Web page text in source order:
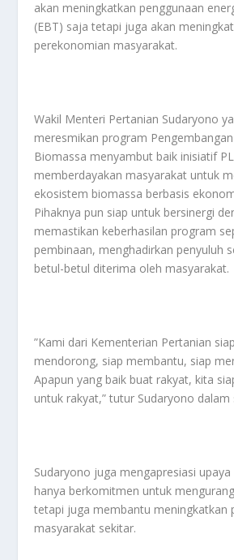
akan meningkatkan penggunaan
(EBT) saja tetapi juga akan
perekonomian masyarakat.
Wakil Menteri Pertanian Sudaryono
meresmikan program
Biomassa menyambut baik inisiatif
memberdayakan masyarakat untuk
ekosistem biomassa berbasis
Pihaknya pun siap untuk bersinergi
memastikan keberhasilan program
pembinaan, menghadirkan penyuluh
betul-betul diterima oleh masyarakat.
”Kami dari Kementerian Pertanian
mendorong, siap membantu, siap
Apapun yang baik buat rakyat, kita
untuk rakyat,” tutur Sudaryono dalam
Sudaryono juga mengapresiasi
hanya berkomitmen untuk
tetapi juga membantu meningkatkan
masyarakat sekitar.